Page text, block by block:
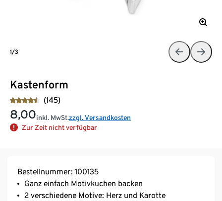
Kastenform
(145)
8,00inkl. MwSt.zzgl. Versandkosten
Zur Zeit nicht verfügbar
1/3
Bestellnummer: 100135
Ganz einfach Motivkuchen backen
2 verschiedene Motive: Herz und Karotte